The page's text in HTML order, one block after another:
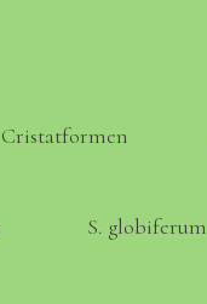
Cristatformen
S. globiferum